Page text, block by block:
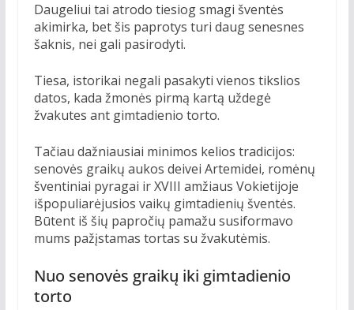
Daugeliui tai atrodo tiesiog smagi šventės
akimirka, bet šis paprotys turi daug senesnes
šaknis, nei gali pasirodyti.
Tiesa, istorikai negali pasakyti vienos tikslios
datos, kada žmonės pirmą kartą uždegė
žvakutes ant gimtadienio torto.
Tačiau dažniausiai minimos kelios tradicijos:
senovės graikų aukos deivei Artemidei, romėnų
šventiniai pyragai ir XVIII amžiaus Vokietijoje
išpopuliarėjusios vaikų gimtadienių šventės.
Būtent iš šių papročių pamažu susiformavo
mums pažįstamas tortas su žvakutėmis.
Nuo senovės graikų iki gimtadienio
torto